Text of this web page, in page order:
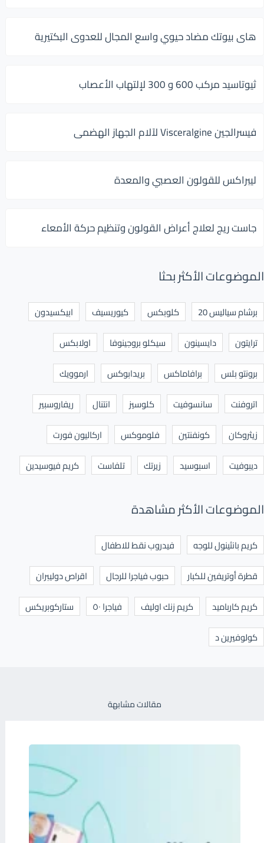
هاى بيوتك مضاد حيوي واسع المجال للعدوى البكتيرية
ثيوتاسيد مركب 600 و 300 لإلتهاب الأعصاب
فيسرالجين Visceralgine لآلام الجهاز الهضمى
ليبراكس للقولون العصبي والمعدة
جاست ريج لعلاج أعراض القولون وتنظيم حركة الأمعاء
الموضوعات الأكثر بحثا
برشام سياليس 20 كلوبكس كيوريسيف
ابيكسيدون
ترايتون
دايسينون سيكلو بروجينوفا
اولابكس
برونتو بلس
برافاماكس بريدابوكس
ارموويك
اتروفنت
سانسوفيت كلوسيز انتنال
ريفاروسبير
زيثروكان
كونفنتين فلوموكس
اركاليون فورت
ديبوفيت
اسبوسيد زيرتك تلفاست كريم فيوسيدين
الموضوعات الأكثر مشاهدة
كريم بانثينول للوجه
فيدروب نقط للاطفال
قطرة أوتريفين للكبار
حبوب فياجرا للرجال
اقراص دوليبران
كريم كارباميد
كريم زنك اوليف فياجرا ٥٠
ستاركوبريكس
كولوفيرين د
مقالات مشابهة